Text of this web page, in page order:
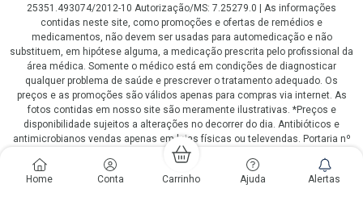
Home Conta Carrinho Ajuda Alertas
25351.493074/2012-10 Autorização/MS: 7.25279.0 | As informações
contidas neste site, como promoções e ofertas de remédios e
medicamentos, não devem ser usadas para automedicação e não
substituem, em hipótese alguma, a medicação prescrita pelo profissional da
área médica. Somente o médico está em condições de diagnosticar
qualquer problema de saúde e prescrever o tratamento adequado. Os
preços e as promoções são válidos apenas para compras via internet. As
fotos contidas em nosso site são meramente ilustrativas. *Preços e
disponibilidade sujeitos a alterações no decorrer do dia. Antibióticos e
antimicrobianos vendas apenas em lojas físicas ou televendas. Portaria nº
344 - 01/02/1999 - Ministério da Saúde. Horário de funcionamento Central
de Vendas e Atendimento ao Cliente 4020 4404 ou 0800 282 10 10 de
domingo a domingo das 08h00 às 20h00.